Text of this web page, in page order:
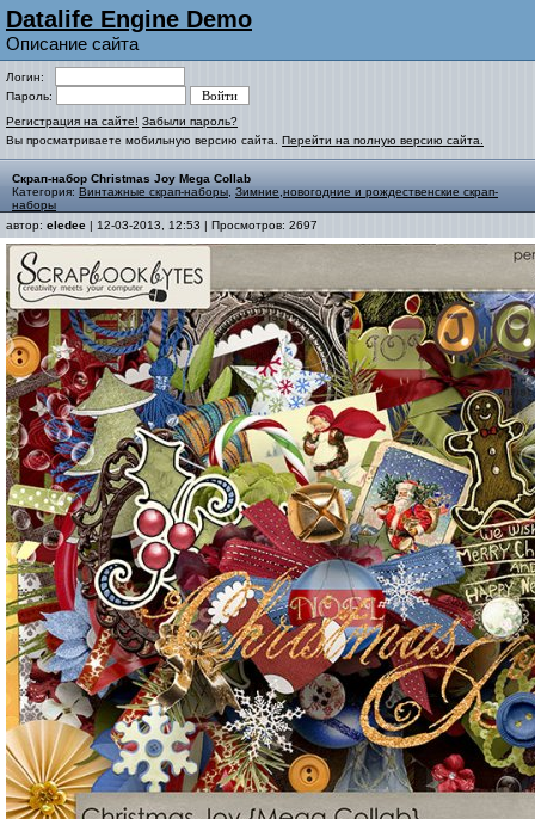
Datalife Engine Demo
Описание сайта
Логин:
Пароль:
Регистрация на сайте! Забыли пароль?
Вы просматриваете мобильную версию сайта. Перейти на полную версию сайта.
Скрап-набор Christmas Joy Mega Collab
Категория: Винтажные скрап-наборы Зимние,новогодние и рождественские скрап-
наборы
автор: eledee | 12-03-2013, 12:53 | Просмотров: 2697